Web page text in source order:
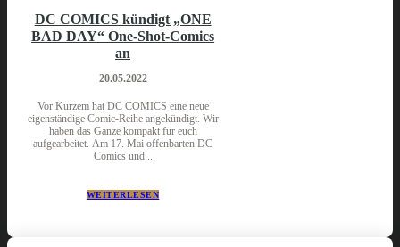
DC COMICS kündigt „ONE
BAD DAY“ One-Shot-Comics
an
20.05.2022
Vor Kurzem hat DC COMICS eine neue
eigenständige Comic-Reihe angekündigt. Wir
haben das Ganze kompakt für euch
aufgearbeitet. Am 17. Mai offenbarten DC
Comics und...
WEITERLESEN